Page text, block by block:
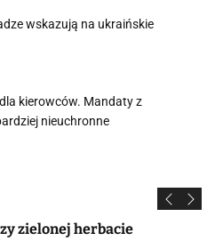
wskazują na ukraińskie
kierowców. Mandaty z
nieuchronne
zielonej herbacie